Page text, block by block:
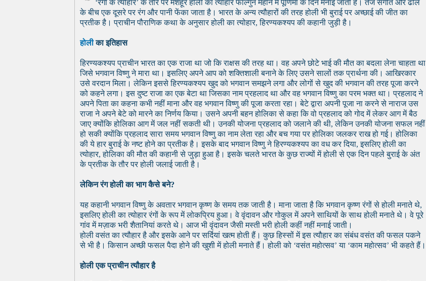
‘रंगों के त्यौहार’ के तौर पर मशहूर होली का त्योहार फाल्गुन महीने में पूर्णिमा के दिन मनाई जाती है। तेज संगीत और ढोल
के बीच एक दूसरे पर रंग और पानी फेंका जाता है। भारत के अन्य त्यौहारों की तरह होली भी बुराई पर अच्छाई की जीत का
प्रतीक है। प्राचीन पौराणिक कथा के अनुसार होली का त्योहार, हिरण्यकश्यप की कहानी जुड़ी है।
होलीका इतिहास
हिरण्यकश्यप प्राचीन भारत का एक राजा था जो कि राक्षस की तरह था। वह अपने छोटे भाई की मौत का बदला लेना चाहता था
जिसे भगवान विष्णु ने मारा था। इसलिए अपने आप को शक्तिशाली बनाने के लिए उसने सालों तक प्रार्थना की। आखिरकार
उसे वरदान मिला। लेकिन इससे हिरण्यकश्यप खुद को भगवान समझने लगा और लोगों से खुद की भगवान की तरह पूजा करने
को कहने लगा। इस दुष्ट राजा का एक बेटा था जिसका नाम प्रहलाद था और वह भगवान विष्णु का परम भक्त था। प्रहलाद ने
अपने पिता का कहना कभी नहीं माना और वह भगवान विष्णु की पूजा करता रहा। बेटे द्वारा अपनी पूजा ना करने से नाराज उस
राजा ने अपने बेटे को मारने का निर्णय किया। उसने अपनी बहन होलिका से कहा कि वो प्रहलाद को गोद में लेकर आग में बैठ
जाए क्योंकि होलिका आग में जल नहीं सकती थी। उनकी योजना प्रहलाद को जलाने की थी, लेकिन उनकी योजना सफल नहीं
हो सकी क्योंकि प्रहलाद सारा समय भगवान विष्णु का नाम लेता रहा और बच गया पर होलिका जलकर राख हो गई। होलिका
की ये हार बुराई के नष्ट होने का प्रतीक है। इसके बाद भगवान विष्णु ने हिरण्यकश्यप का वध कर दिया, इसलिए होली का
त्योहार, होलिका की मौत की कहानी से जुड़ा हुआ है। इसके चलते भारत के कुछ राज्यों में होली से एक दिन पहले बुराई के अंत
के प्रतीक के तौर पर होली जलाई जाती है।
लेकिन रंग होली का भाग कैसे बने?
यह कहानी भगवान विष्णु के अवतार भगवान कृष्ण के समय तक जाती है। माना जाता है कि भगवान कृष्ण रंगों से होली मनाते थे,
इसलिए होली का त्योहार रंगों के रूप में लोकप्रिय हुआ। वे वृंदावन और गोकुल में अपने साथियों के साथ होली मनाते थे। वे पूरे
गांव में मज़ाक भरी शैतानियां करते थे। आज भी वृंदावन जैसी मस्ती भरी होली कहीं नहीं मनाई जाती।
होली वसंत का त्यौहार है और इसके आने पर सर्दियां खत्म होती हैं। कुछ हिस्सों में इस त्यौहार का संबंध वसंत की फसल पकने
से भी है। किसान अच्छी फसल पैदा होने की खुशी में होली मनाते हैं। होली को ‘वसंत महोत्सव’ या ‘काम महोत्सव’ भी कहते हैं।
होली एक प्राचीन त्यौहार है